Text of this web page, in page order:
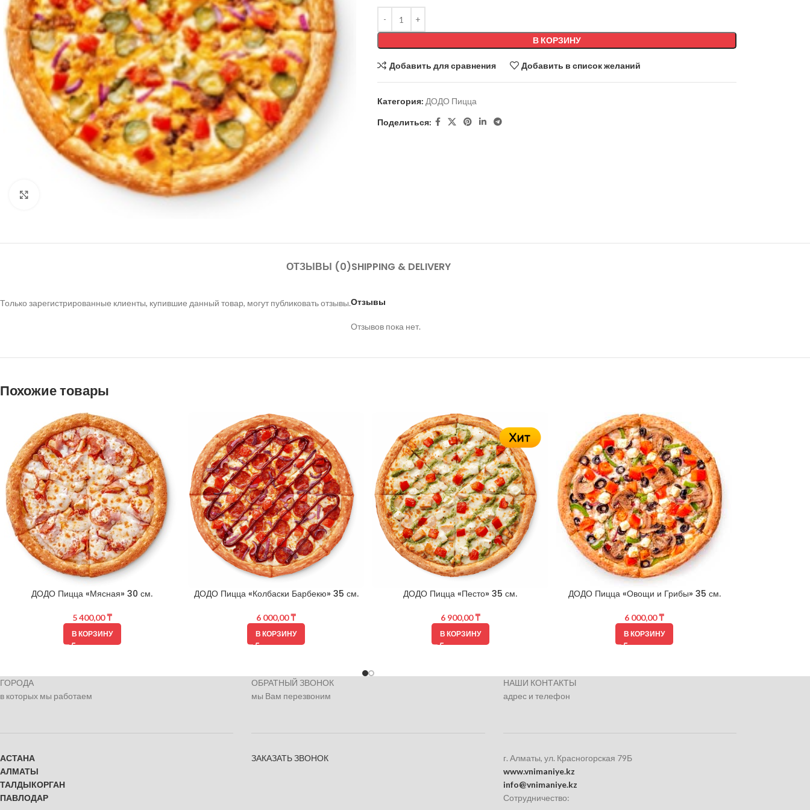
Нажмите, чтобы увеличить
В КОРЗИНУ
Добавить для сравнения Добавить в список желаний
Категория: ДОДО Пицца
Поделиться:
ОТЗЫВЫ (0)SHIPPING & DELIVERY
Отзывы
Отзывов пока нет.
Только зарегистрированные клиенты, купившие данный товар, могут публиковать отзывы.
Похожие товары
ДОДО Пицца «Мясная» 30 см.
5 400,00₸
В КОРЗИНУ
ДОДО Пицца «Колбаски Барбекю» 35 см.
6 000,00₸
В КОРЗИНУ
ДОДО Пицца «Песто» 35 см.
6 900,00₸
В КОРЗИНУ
ДОДО Пицца «Овощи и Грибы» 35 см.
6 000,00₸
В КОРЗИНУ
ГОРОДА
в которых мы работаем
АСТАНА
АЛМАТЫ
ТАЛДЫКОРГАН
ПАВЛОДАР
ОБРАТНЫЙ ЗВОНОК
мы Вам перезвоним
ЗАКАЗАТЬ ЗВОНОК
НАШИ КОНТАКТЫ
адрес и телефон
г. Алматы, ул. Красногорская 79Б
www.vnimaniye.kz
info@vnimaniye.kz
Сотрудничество: